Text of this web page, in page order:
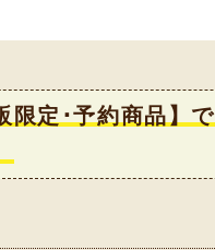
定･予約商品】